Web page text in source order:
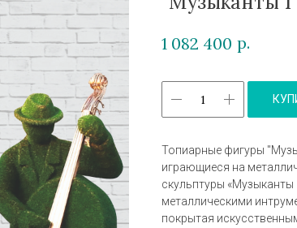
1 082 400 р.
Топиарные фигуры
играющиеся на
скульптуры
металлическими
покрытая